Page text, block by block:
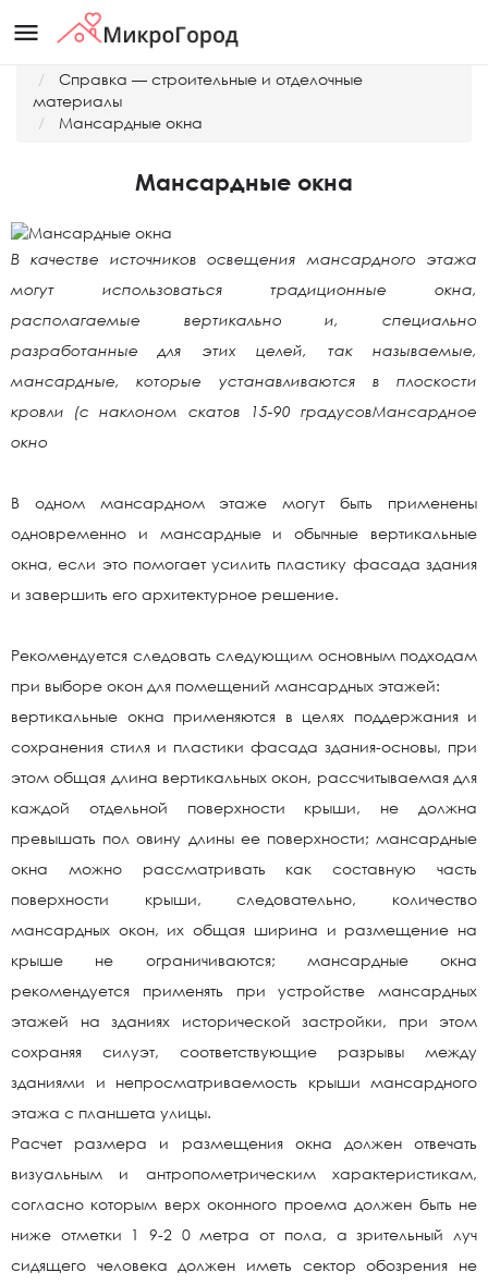
menu
Справка — строительные и отделочные
материалы
Мансардные окна
Мансардные окна
В качестве источников освещения мансардного этажа
могут использоваться традиционные окна,
располагаемые вертикально и, специально
разработанные для этих целей, так называемые,
мансардные, которые устанавливаются в плоскости
кровли (с наклоном скатов 15-90 градусовМансардное
окно
В одном мансардном этаже могут быть применены
одновременно и мансардные и обычные вертикальные
окна, если это помогает усилить пластику фасада здания
и завершить его архитектурное решение.
Рекомендуется следовать следующим основным подходам
при выборе окон для помещений мансардных этажей:
вертикальные окна применяются в целях поддержания и
сохранения стиля и пластики фасада здания-основы, при
этом общая длина вертикальных окон, рассчитываемая для
каждой отдельной поверхности крыши, не должна
превышать пол овину длины ее поверхности; мансардные
окна можно рассматривать как составную часть
поверхности крыши, следовательно, количество
мансардных окон, их общая ширина и размещение на
крыше не ограничиваются; мансардные окна
рекомендуется применять при устройстве мансардных
этажей на зданиях исторической застройки, при этом
сохраняя силуэт, соответствующие разрывы между
зданиями и непросматриваемость крыши мансардного
этажа с планшета улицы.
Расчет размера и размещения окна должен отвечать
визуальным и антропометрическим характеристикам,
согласно которым верх оконного проема должен быть не
ниже отметки 1 9-2 0 метра от пола, а зрительный луч
сидящего человека должен иметь сектор обозрения не